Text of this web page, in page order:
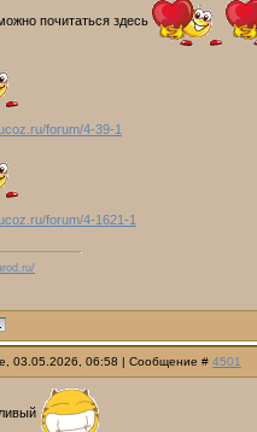
почитаться здесь
forum/4-39-1
forum/4-1621-1
03.05.2026, 06:58 | Сообщение # 4501